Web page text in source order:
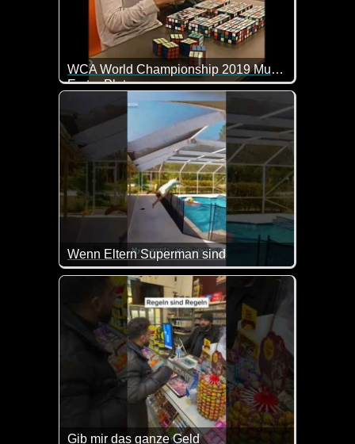
WCA World Championship 2019 Multi Blindfold 51/54 in 59:06
Erster Platz
Wenn Eltern Superman sind
Hier haben die Eltern rein aus Reflex und mega
Gib mir das ganze Geld